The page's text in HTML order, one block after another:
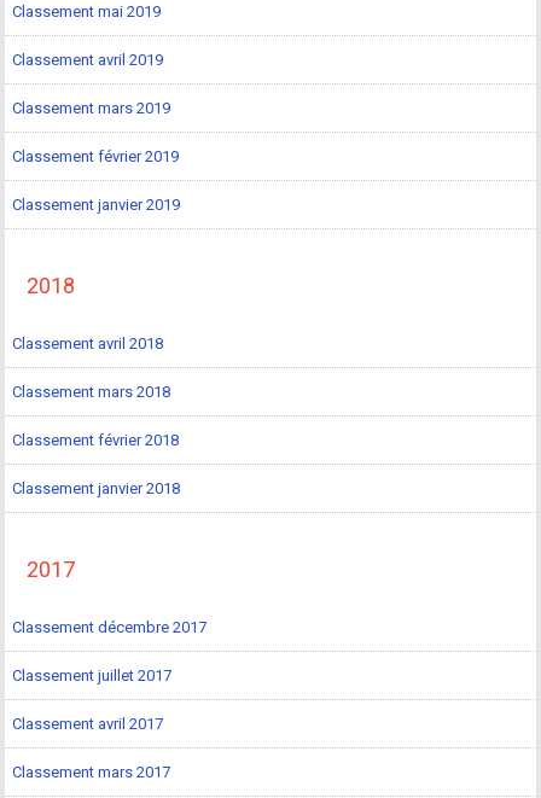
Classement mai 2019
Classement avril 2019
Classement mars 2019
Classement février 2019
Classement janvier 2019
2018
Classement avril 2018
Classement mars 2018
Classement février 2018
Classement janvier 2018
2017
Classement décembre 2017
Classement juillet 2017
Classement avril 2017
Classement mars 2017